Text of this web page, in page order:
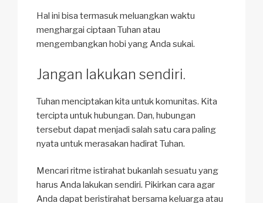
Hal ini bisa termasuk meluangkan waktu
menghargai ciptaan Tuhan atau
mengembangkan hobi yang Anda sukai.
Jangan lakukan sendiri.
Tuhan menciptakan kita untuk komunitas. Kita
tercipta untuk hubungan. Dan, hubungan
tersebut dapat menjadi salah satu cara paling
nyata untuk merasakan hadirat Tuhan.
Mencari ritme istirahat bukanlah sesuatu yang
harus Anda lakukan sendiri. Pikirkan cara agar
Anda dapat beristirahat bersama keluarga atau